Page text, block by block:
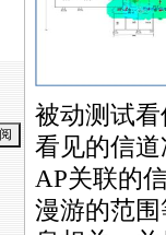
被动测试
看见的信
AP关联的
漫游的范